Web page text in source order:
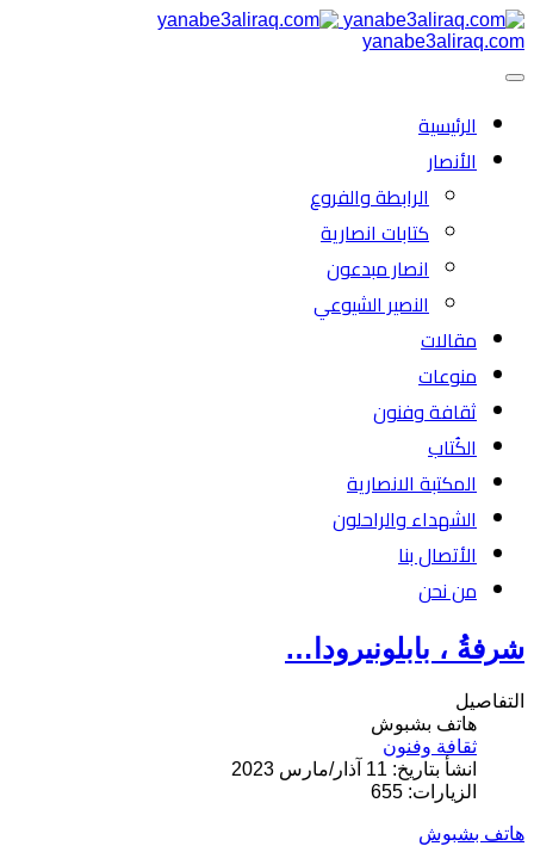
yanabe3aliraq.com
الرئیسية
الأنصار
الرابطة والفروع
كتابات انصارية
انصار مبدعون
النصیر الشیوعي
مقالات
منوعات
ثقافة وفنون
الكُتاب
المكتبة الانصارية
الشهداء والراحلون
الأتصال بنا
من نحن
شرفةُ ، بابلونيرودا…
التفاصيل
هاتف بشبوش
ثقافة وفنون
انشأ بتاريخ: 11 آذار/مارس 2023
الزيارات: 655
هاتف بشبوش